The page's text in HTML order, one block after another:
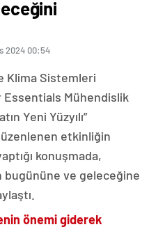
2024 00:54
Klima Sistemleri
Mühendislik
Yeni Yüzyılı”
etkinliğin
konuşmada,
ve geleceğine
önemi giderek